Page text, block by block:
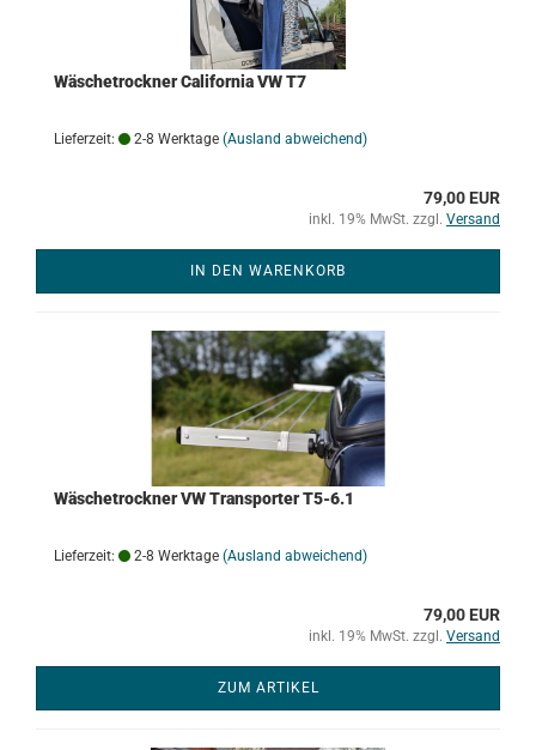
Wäschetrockner California VW T7
Lieferzeit: 2-8 Werktage (Ausland abweichend)
79,00 EUR
inkl. 19% MwSt. zzgl. Versand
IN DEN WARENKORB
Wäschetrockner VW Transporter T5-6.1
Lieferzeit: 2-8 Werktage (Ausland abweichend)
79,00 EUR
inkl. 19% MwSt. zzgl. Versand
ZUM ARTIKEL